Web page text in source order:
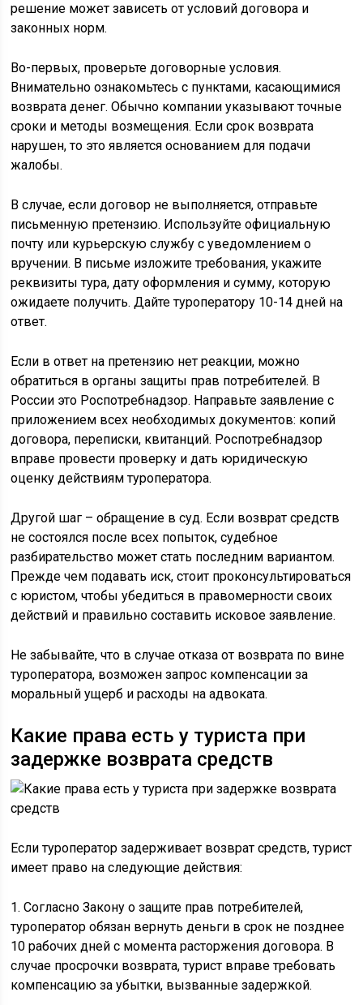
решение может зависеть от условий договора и
законных норм.
Во-первых, проверьте договорные условия.
Внимательно ознакомьтесь с пунктами, касающимися
возврата денег. Обычно компании указывают точные
сроки и методы возмещения. Если срок возврата
нарушен, то это является основанием для подачи
жалобы.
В случае, если договор не выполняется, отправьте
письменную претензию. Используйте официальную
почту или курьерскую службу с уведомлением о
вручении. В письме изложите требования, укажите
реквизиты тура, дату оформления и сумму, которую
ожидаете получить. Дайте туроператору 10-14 дней на
ответ.
Если в ответ на претензию нет реакции, можно
обратиться в органы защиты прав потребителей. В
России это Роспотребнадзор. Направьте заявление с
приложением всех необходимых документов: копий
договора, переписки, квитанций. Роспотребнадзор
вправе провести проверку и дать юридическую
оценку действиям туроператора.
Другой шаг – обращение в суд. Если возврат средств
не состоялся после всех попыток, судебное
разбирательство может стать последним вариантом.
Прежде чем подавать иск, стоит проконсультироваться
с юристом, чтобы убедиться в правомерности своих
действий и правильно составить исковое заявление.
Не забывайте, что в случае отказа от возврата по вине
туроператора, возможен запрос компенсации за
моральный ущерб и расходы на адвоката.
Какие права есть у туриста при
задержке возврата средств
Если туроператор задерживает возврат средств, турист
имеет право на следующие действия:
1. Согласно Закону о защите прав потребителей,
туроператор обязан вернуть деньги в срок не позднее
10 рабочих дней с момента расторжения договора. В
случае просрочки возврата, турист вправе требовать
компенсацию за убытки, вызванные задержкой.